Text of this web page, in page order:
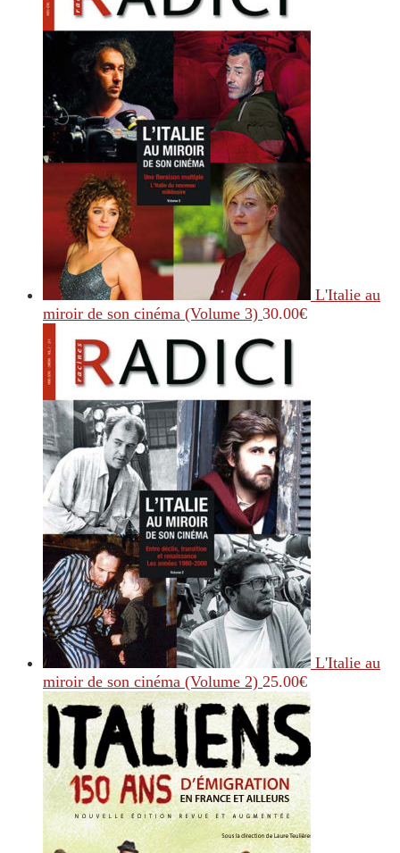
L'Italie au
miroir de son cinéma (Volume 3) 30.00€
L'Italie au
miroir de son cinéma (Volume 2) 25.00€